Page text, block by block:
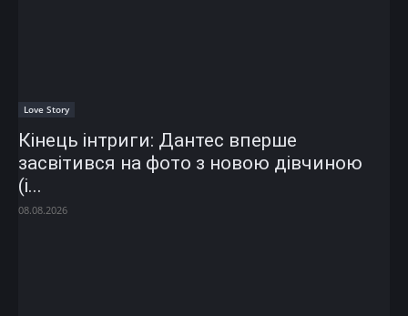
Love Story
Кінець інтриги: Дантес вперше
засвітився на фото з новою дівчиною
(і...
08.08.2026